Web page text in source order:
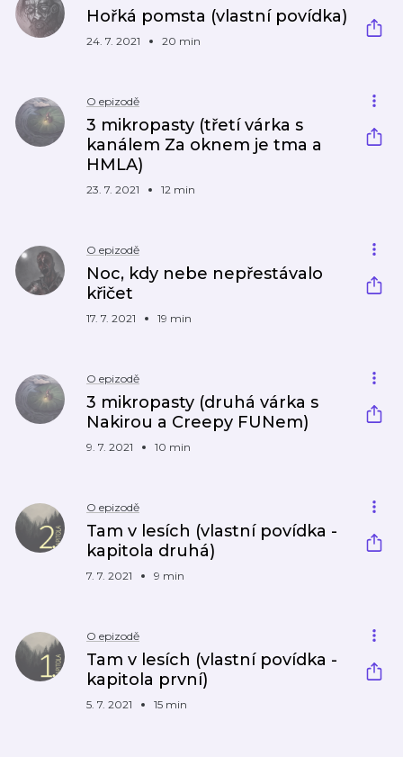
Hořká pomsta (vlastní povídka)
24. 7. 2021 20 min
O epizodě
3 mikropasty (třetí várka s
kanálem Za oknem je tma a
HMLA)
23. 7. 2021 12 min
O epizodě
Noc, kdy nebe nepřestávalo
křičet
17. 7. 2021 19 min
O epizodě
3 mikropasty (druhá várka s
Nakirou a Creepy FUNem)
9. 7. 2021 10 min
O epizodě
Tam v lesích (vlastní povídka -
kapitola druhá)
7. 7. 2021 9 min
O epizodě
Tam v lesích (vlastní povídka -
kapitola první)
5. 7. 2021 15 min